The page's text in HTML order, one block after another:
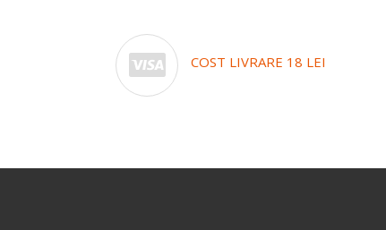
COST LIVRARE 18 LEI